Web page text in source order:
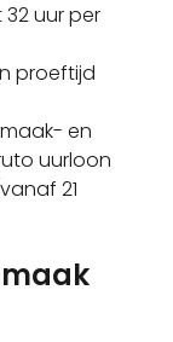
uur per
proeftijd
en
uurloon
21